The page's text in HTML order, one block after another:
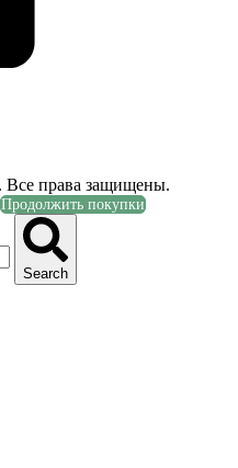
права защищены.
Продолжить покупки
Search